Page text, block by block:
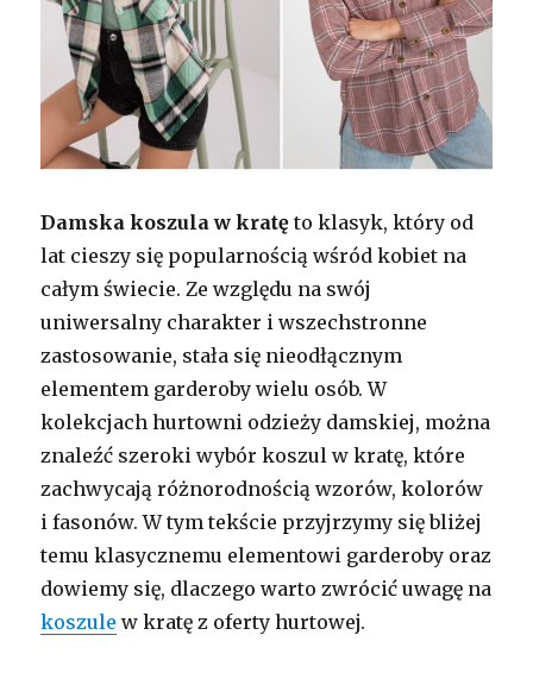
Damska koszula w kratę to klasyk, który od
lat cieszy się popularnością wśród kobiet na
całym świecie. Ze względu na swój
uniwersalny charakter i wszechstronne
zastosowanie, stała się nieodłącznym
elementem garderoby wielu osób. W
kolekcjach hurtowni odzieży damskiej, można
znaleźć szeroki wybór koszul w kratę, które
zachwycają różnorodnością wzorów, kolorów
i fasonów. W tym tekście przyjrzymy się bliżej
temu klasycznemu elementowi garderoby oraz
dowiemy się, dlaczego warto zwrócić uwagę na
koszule w kratę z oferty hurtowej.